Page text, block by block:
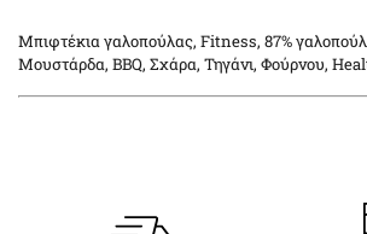
Μπιφτέκια γαλοπούλας, Fitness, 87%
Μουστάρδα, BBQ, Σχάρα, Τηγάνι, Φούρνου,